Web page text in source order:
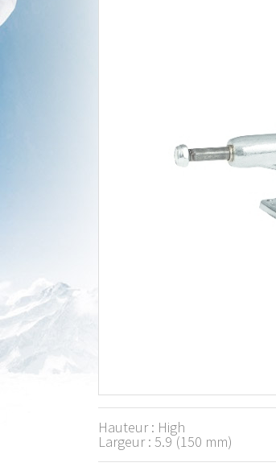
Hauteur : High
Largeur : 5.9 (150 mm)